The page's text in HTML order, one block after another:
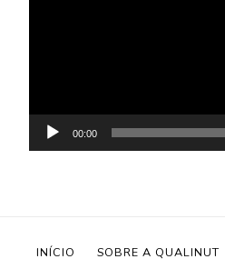
00:00
INÍCIO SOBRE A QUALINUT